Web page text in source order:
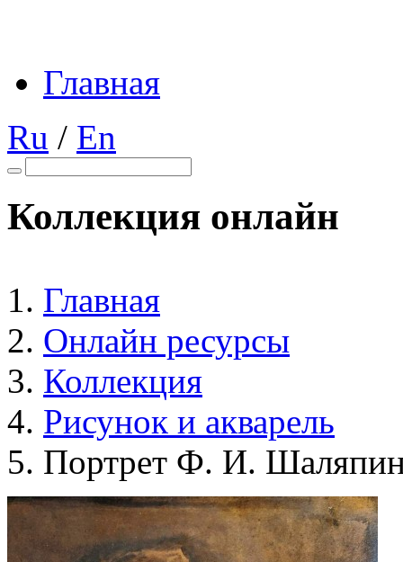
Главная
Ru / En
Коллекция онлайн
Главная
Онлайн ресурсы
Коллекция
Рисунок и акварель
Портрет Ф. И.